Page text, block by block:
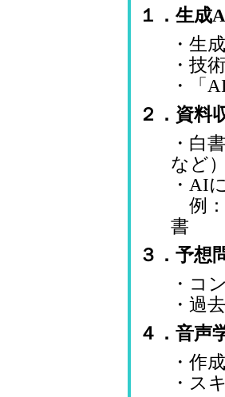
１．生成
・生
・技
・「
２．資料
・白
など
・AI
例：
書
３．予想
・コ
・過
４．音声
・作
・ス